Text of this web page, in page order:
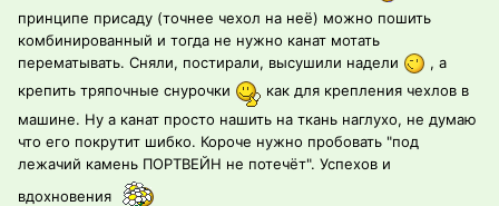
принципе присаду (точнее чехол на неё) можно пошить
комбинированный и тогда не нужно канат мотать
перематывать. Сняли, постирали, высушили надели
, а
крепить тряпочные снурочки
как для крепления чехлов в
машине. Ну а канат просто нашить на ткань наглухо, не думаю
что его покрутит шибко. Короче нужно пробовать "под
лежачий камень ПОРТВЕЙН не потечёт". Успехов и
вдохновения